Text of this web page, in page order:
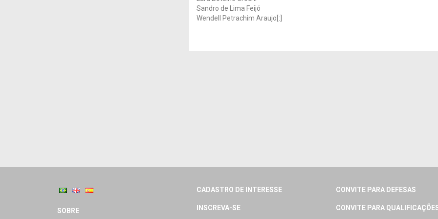
Sandro de Lima Feijó
Wendell Petrachim Araujo[:]
SOBRE
CADASTRO DE INTERESSE
INSCREVA-SE
CONVITE PARA DEFESAS
CONVITE PARA